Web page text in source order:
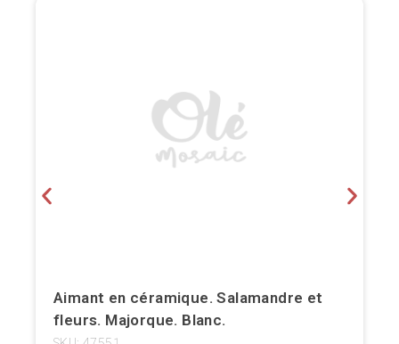
Castellón de la Plana
Fuerteventura
Gijón
Aimant en céramique. Salamandre et
fleurs. Majorque. Blanc.